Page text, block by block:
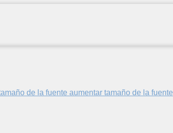
aumentar tamaño de la fuente